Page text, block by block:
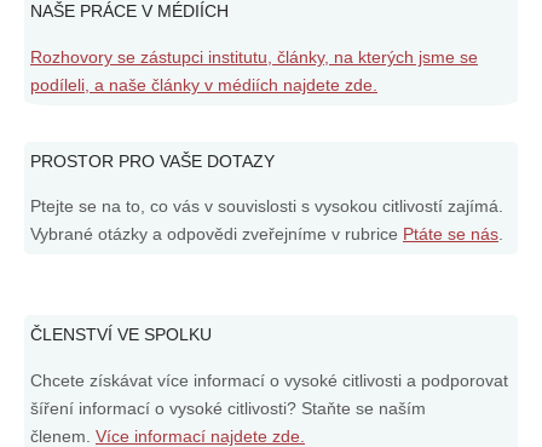
NAŠE PRÁCE V MÉDIÍCH
Rozhovory se zástupci institutu, články, na kterých jsme se
podíleli, a naše články v médiích najdete zde.
PROSTOR PRO VAŠE DOTAZY
Ptejte se na to, co vás v souvislosti s vysokou citlivostí zajímá.
Vybrané otázky a odpovědi zveřejníme v rubrice Ptáte se nás
ČLENSTVÍ VE SPOLKU
Chcete získávat více informací o vysoké citlivosti a podporovat
šíření informací o vysoké citlivosti? Staňte se naším
členem. Více informací najdete zde.